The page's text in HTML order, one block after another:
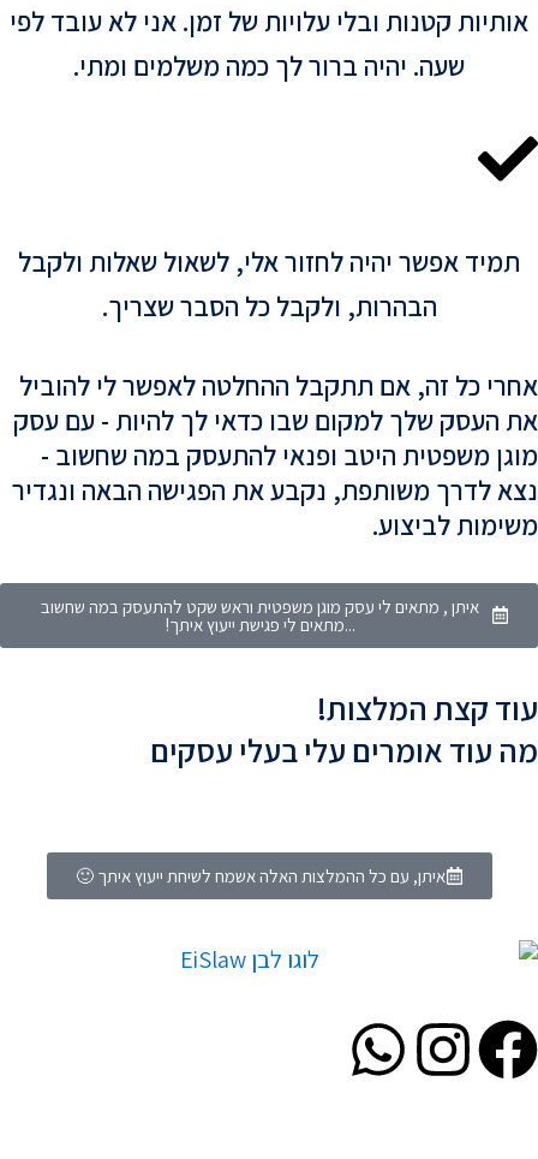
קטנות ובלי עלויות של זמן. אני לא עובד לפי
שעה. יהיה ברור לך כמה משלמים ומתי.
אפשר יהיה לחזור אלי, לשאול שאלות ולקבל
הבהרות, ולקבל כל הסבר שצריך.
כל זה, אם תתקבל ההחלטה לאפשר לי להוביל
העסק שלך למקום שבו כדאי לך להיות - עם עסק
משפטית היטב ופנאי להתעסק במה שחשוב -
לדרך משותפת, נקבע את הפגישה הבאה ונגדיר
לביצוע.
איתן , מתאים לי עסק מוגן משפטית וראש שקט להתעסק במה שחשוב
...מתאים לי פגישת ייעוץ איתך!
קצת המלצות!
עוד אומרים עלי בעלי עסקים
איתן, עם כל ההמלצות האלה אשמח לשיחת ייעוץ איתך 🙂
F
I
W